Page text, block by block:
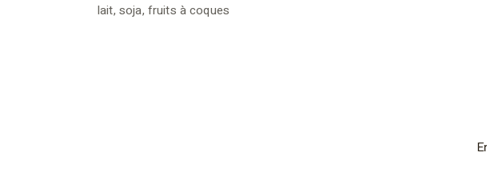
lait, soja, fruits à coques